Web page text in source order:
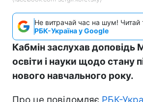
Не витрачай час на шум! Читай
РБК-Україна у Google
Кабмін заслухав доповідь
освіти і науки щодо стану
нового навчального року.
Про це повідомляє РБК-